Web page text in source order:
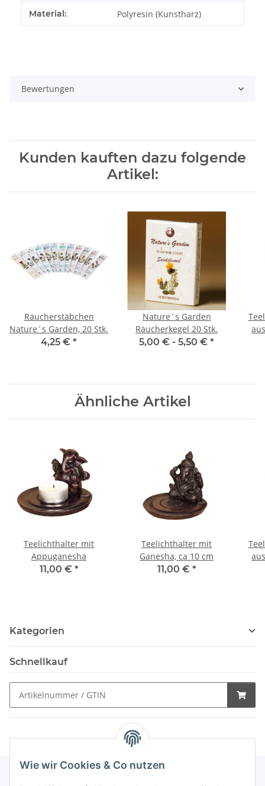
Wie wir Cookies & Co nutzen
Material: Polyresin (Kunstharz)
Bewertungen
Kunden kauften dazu folgende
Artikel:
Räucherstäbchen
Nature´s Garden, 20 Stk.
4,25 € *
Nature`s Garden
Räucherkegel 20 Stk.
5,00 € - 5,50 € *
Ähnliche Artikel
Teelichthalter mit
Appuganesha
11,00 € *
Teelichthalter mit
Ganesha, ca 10 cm
11,00 € *
Kategorien
Schnellkauf